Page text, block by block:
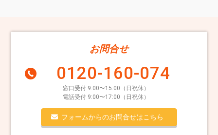
お問合せ
0120-160-074
窓口受付 9:00〜15:00（日祝休）
電話受付 9:00〜17:00（日祝休）
フォームからのお問合せはこちら